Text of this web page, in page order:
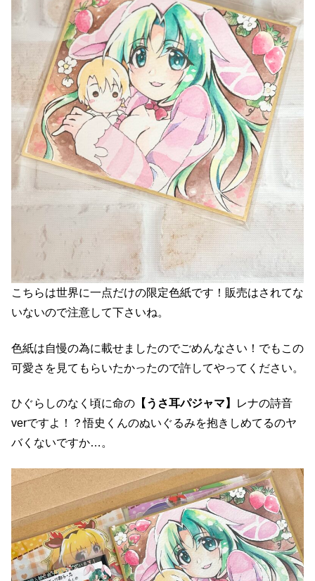
こちらは世界に一点だけの限定色紙です！販売はされてな
いないので注意して下さいね。
色紙は自慢の為に載せましたのでごめんなさい！でもこの
可愛さを見てもらいたかったので許してやってください。
ひぐらしのなく頃に命の 【うさ耳パジャマ】
レナの詩音
verですよ！？悟史くんのぬいぐるみを抱きしめてるのヤ
バくないですか…。